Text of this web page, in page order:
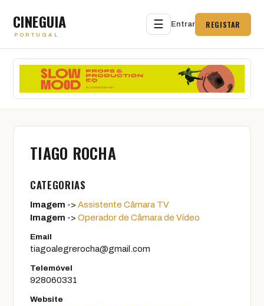
CINEGUIA
PORTUGAL
☰ Entrar REGISTAR
TIAGO ROCHA
CATEGORIAS
Imagem -> Assistente Câmara TV
Imagem -> Operador de Câmara de Vídeo
Email
tiagoalegrerocha@gmail.com
Telemóvel
928060331
Website